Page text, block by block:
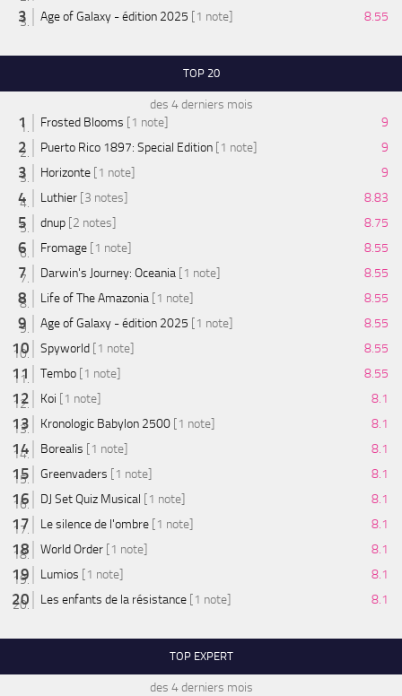
Age of Galaxy - édition 2025 [1 note] 8.55
TOP 20
des 4 derniers mois
Frosted Blooms [1 note]
9
Puerto Rico 1897: Special Edition [1 note]
9
Horizonte [1 note]
9
Luthier [3 notes]
8.83
dnup [2 notes]
8.75
Fromage [1 note]
8.55
Darwin's Journey: Oceania [1 note]
8.55
Life of The Amazonia [1 note]
8.55
Age of Galaxy - édition 2025 [1 note]
8.55
Spyworld [1 note]
8.55
Tembo [1 note]
8.55
Koi [1 note]
8.1
Kronologic Babylon 2500 [1 note]
8.1
Borealis [1 note]
8.1
Greenvaders [1 note]
8.1
DJ Set Quiz Musical [1 note]
8.1
Le silence de l'ombre [1 note]
8.1
World Order [1 note]
8.1
Lumios [1 note]
8.1
Les enfants de la résistance [1 note] 8.1
TOP EXPERT
des 4 derniers mois